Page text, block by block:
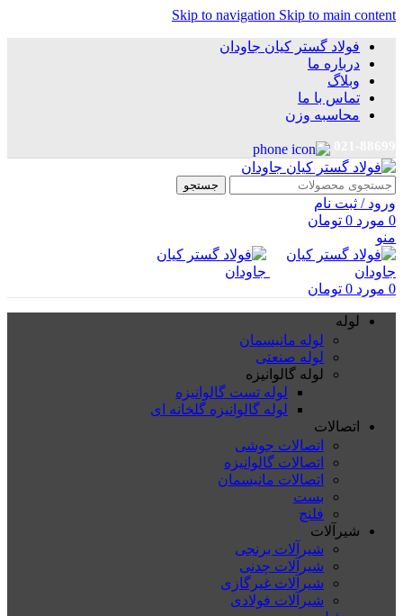
Skip to navigation Skip to main content
فولاد گستر کیان جاودان
درباره ما
وبلاگ
تماس با ما
محاسبه وزن
جستجو
ورود / ثبت نام
0 مورد 0 تومان
منو
0 مورد 0 تومان
لوله
لوله مانیسمان
لوله صنعتی
لوله گالوانیزه
لوله تست گالوانیزه
لوله گالوانیزه گلخانه ای
اتصالات
اتصالات جوشی
اتصالات گالوانیزه
اتصالات مانیسمان
بست
فلنچ
شیرآلات
شیرآلات برنجی
شیرآلات چدنی
شیرآلات غیرگازی
شیرآلات فولادی